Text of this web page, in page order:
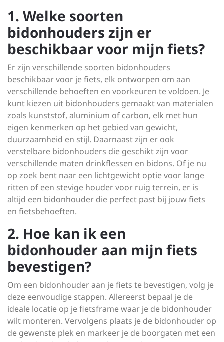
1. Welke soorten
bidonhouders zijn er
beschikbaar voor mijn fiets?
Er zijn verschillende soorten bidonhouders
beschikbaar voor je fiets, elk ontworpen om aan
verschillende behoeften en voorkeuren te voldoen. Je
kunt kiezen uit bidonhouders gemaakt van materialen
zoals kunststof, aluminium of carbon, elk met hun
eigen kenmerken op het gebied van gewicht,
duurzaamheid en stijl. Daarnaast zijn er ook
verstelbare bidonhouders die geschikt zijn voor
verschillende maten drinkflessen en bidons. Of je nu
op zoek bent naar een lichtgewicht optie voor lange
ritten of een stevige houder voor ruig terrein, er is
altijd een bidonhouder die perfect past bij jouw fiets
en fietsbehoeften.
2. Hoe kan ik een
bidonhouder aan mijn fiets
bevestigen?
Om een bidonhouder aan je fiets te bevestigen, volg je
deze eenvoudige stappen. Allereerst bepaal je de
ideale locatie op je fietsframe waar je de bidonhouder
wilt monteren. Vervolgens plaats je de bidonhouder op
de gewenste plek en markeer je de boorgaten met een